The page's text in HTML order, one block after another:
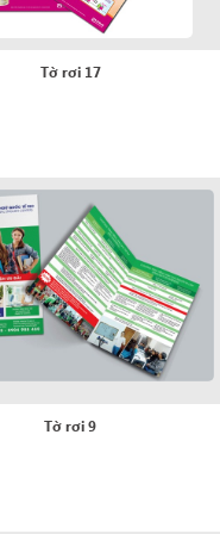
Tờ rơi 17
Tờ rơi 9